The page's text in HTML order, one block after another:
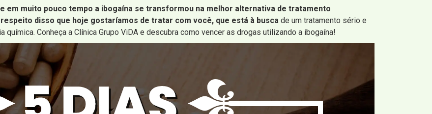
em muito pouco tempo a ibogaína se transformou na melhor alternativa de tratamento
disso que hoje gostaríamos de tratar com você, que está à busca de um tratamento sério e
Conheça a Clínica Grupo ViDA e descubra como vencer as drogas utilizando a ibogaína!